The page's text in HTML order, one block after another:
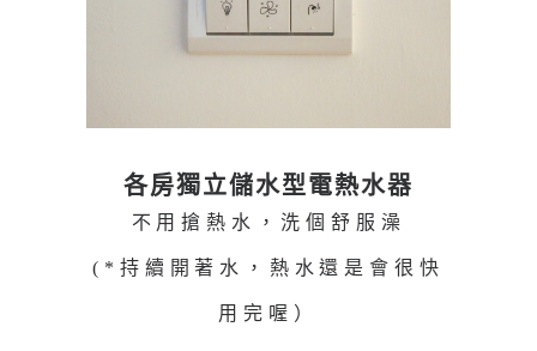
各房獨立儲水型電熱水器
不用搶熱水，洗個舒服澡
(*持續開著水，熱水還是會很快
用完喔）